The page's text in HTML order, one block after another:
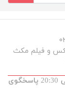
شنبه تا پنجشنبه از ساعت 9 الی 13 و 16:30 الی 20:30 پاسخگوی